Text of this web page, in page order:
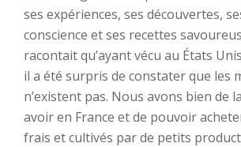
ses expériences, ses découvertes,
conscience et ses recettes
racontait qu’ayant vécu au États
il a été surpris de constater que les
n’existent pas. Nous avons bien de
avoir en France et de pouvoir
frais et cultivés par de petits